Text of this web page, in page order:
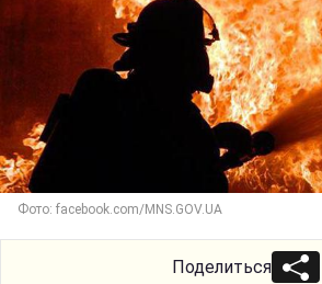
Фото: facebook.com/MNS.GOV.UA
Поделиться